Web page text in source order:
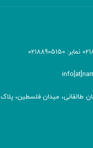
میدان فلسطین، پلاک 387 کدپستی: ۱۴۱۶۷۱۳۸۱۱